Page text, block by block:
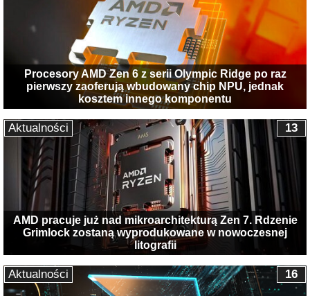
Procesory AMD Zen 6 z serii Olympic Ridge po raz
pierwszy zaoferują wbudowany chip NPU, jednak
kosztem innego komponentu
AMD pracuje już nad mikroarchitekturą Zen 7. Rdzenie
Grimlock zostaną wyprodukowane w nowoczesnej
litografii
13
Aktualności
16
Aktualności